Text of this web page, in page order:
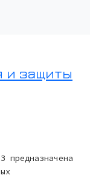
и защиты
предназначена